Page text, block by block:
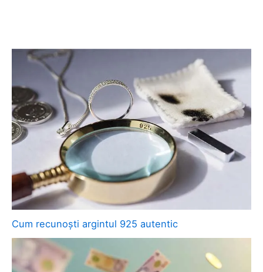
Cum recunoști argintul 925 autentic